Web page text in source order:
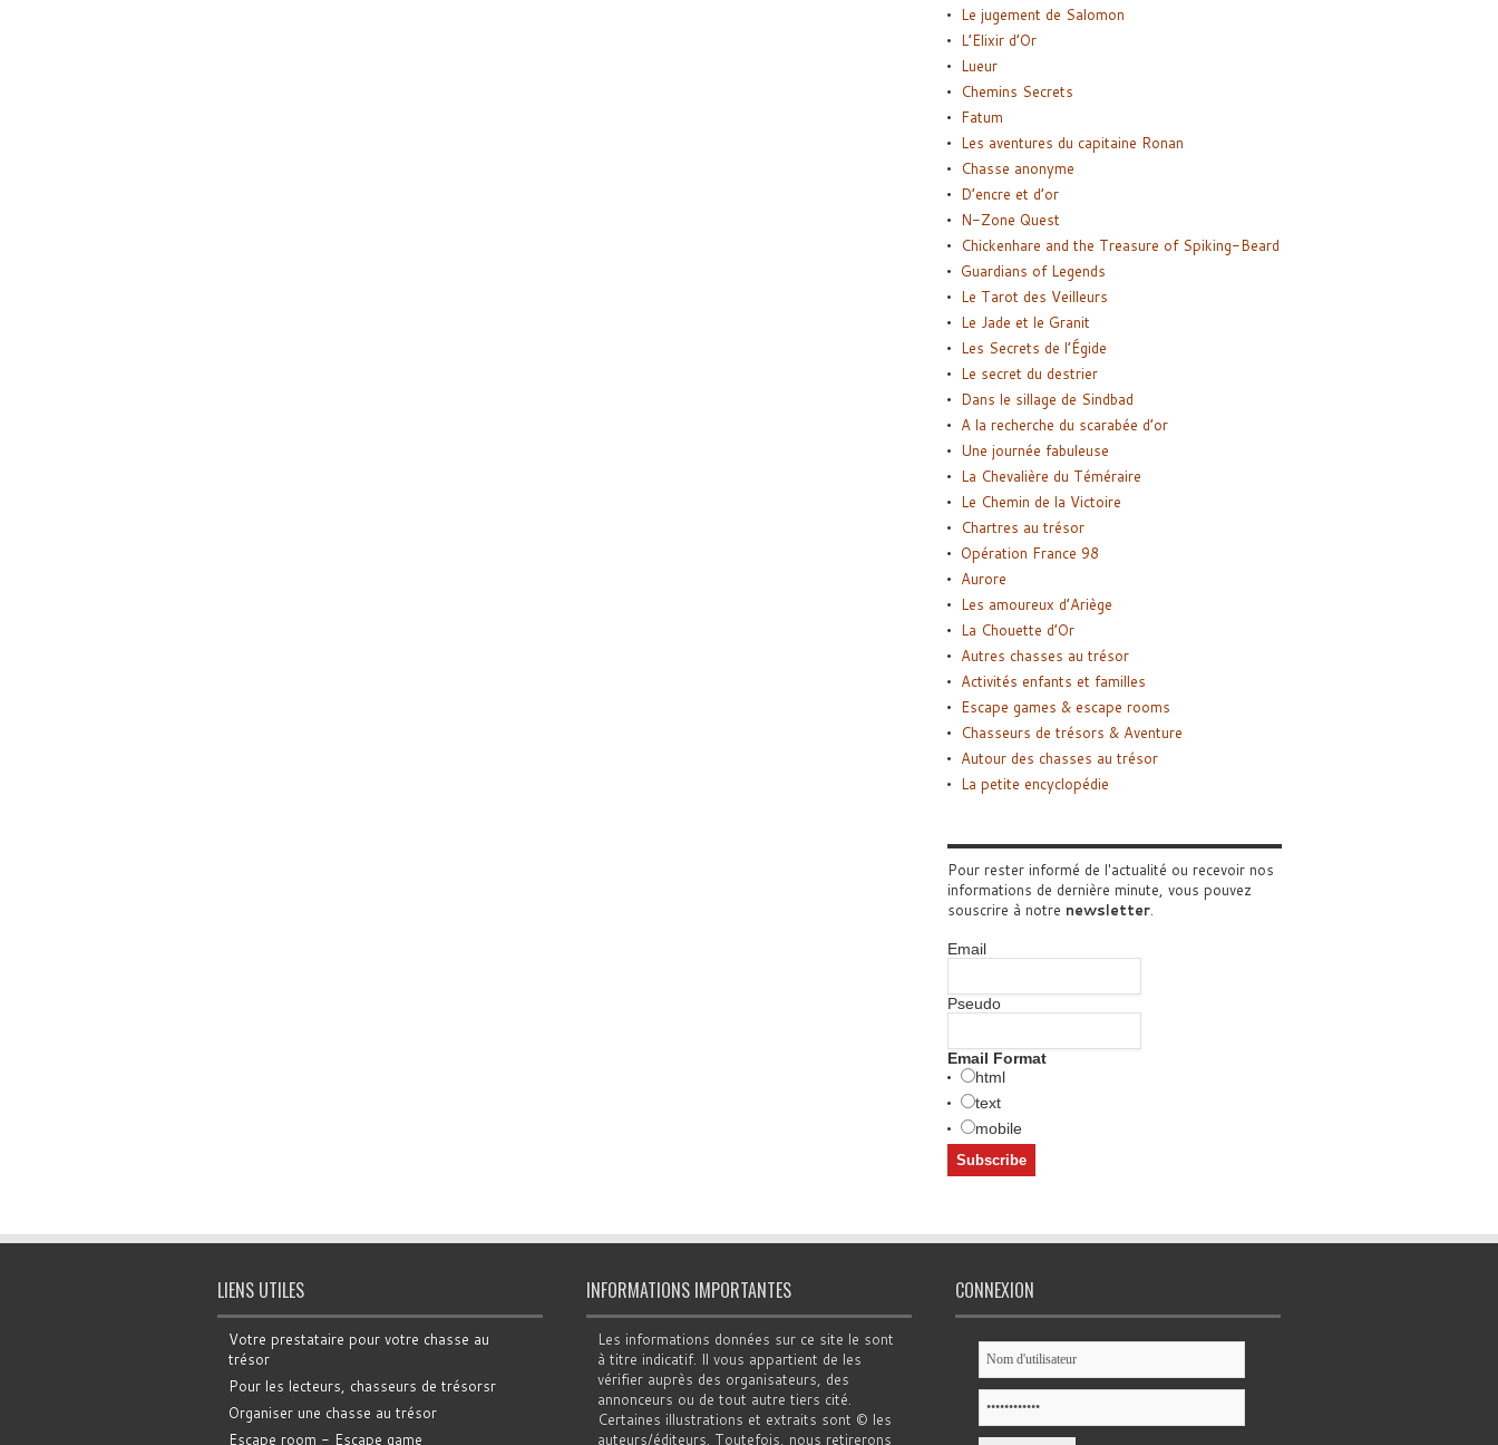
Le jugement de Salomon
L’Elixir d’Or
Lueur
Chemins Secrets
Fatum
Les aventures du capitaine Ronan
Chasse anonyme
D’encre et d’or
N-Zone Quest
Chickenhare and the Treasure of Spiking-Beard
Guardians of Legends
Le Tarot des Veilleurs
Le Jade et le Granit
Les Secrets de l’Égide
Le secret du destrier
Dans le sillage de Sindbad
A la recherche du scarabée d’or
Une journée fabuleuse
La Chevalière du Téméraire
Le Chemin de la Victoire
Chartres au trésor
Opération France 98
Aurore
Les amoureux d’Ariège
La Chouette d’Or
Autres chasses au trésor
Activités enfants et familles
Escape games & escape rooms
Chasseurs de trésors & Aventure
Autour des chasses au trésor
La petite encyclopédie
Pour rester informé de l'actualité ou recevoir nos
informations de dernière minute, vous pouvez
souscrire à notre newsletter.
Email
Pseudo
Email Format
html
text
mobile
LIENS UTILES
Votre prestataire pour votre chasse au
trésor
Pour les lecteurs, chasseurs de trésorsr
Organiser une chasse au trésor
Escape room - Escape game
INFORMATIONS IMPORTANTES
Les informations données sur ce site le sont
à titre indicatif. Il vous appartient de les
vérifier auprès des organisateurs, des
annonceurs ou de tout autre tiers cité.
Certaines illustrations et extraits sont © les
auteurs/éditeurs. Toutefois, nous retirerons
CONNEXION